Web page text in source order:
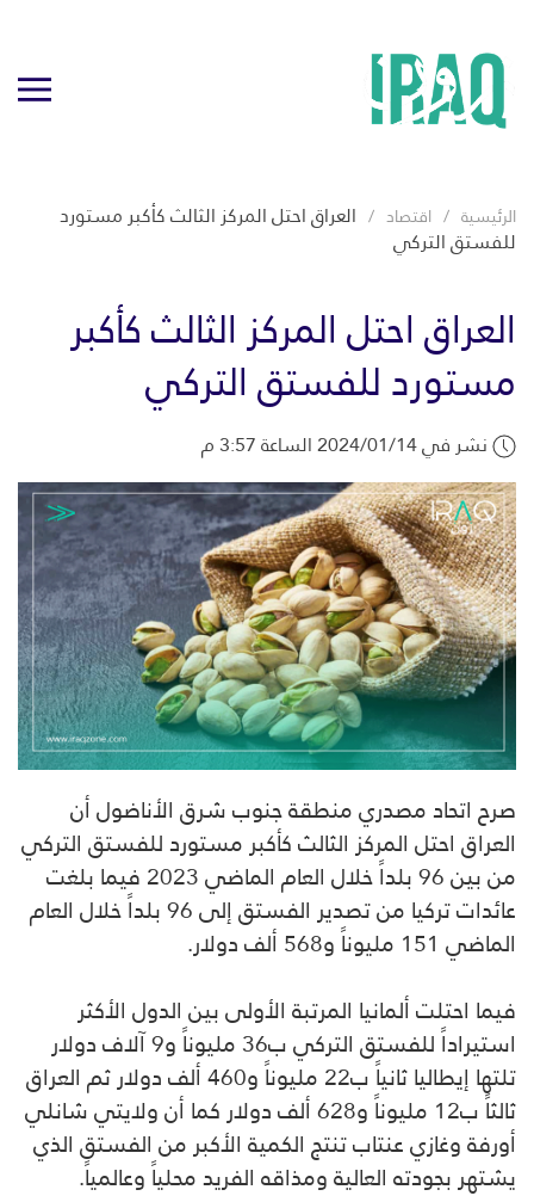
الرئيسية اقتصاد العراق احتل المركز الثالث كأكبر مستورد
للفستق التركي
العراق احتل المركز الثالث كأكبر
مستورد للفستق التركي
نشر في 2024/01/14 الساعة 3:57 م
صرح اتحاد مصدري منطقة جنوب شرق الأناضول أن
العراق احتل المركز الثالث كأكبر مستورد للفستق التركي
من بين 96 بلداً خلال العام الماضي 2023 فيما بلغت
عائدات تركيا من تصدير الفستق إلى 96 بلداً خلال العام
الماضي 151 مليوناً و568 ألف دولار.
فيما احتلت ألمانيا المرتبة الأولى بين الدول الأكثر
استيراداً للفستق التركي ب36 مليوناً و9 آلاف دولار
تلتها إيطاليا ثانياً ب22 مليوناً و460 ألف دولار ثم العراق
ثالثاً ب12 مليوناً و628 ألف دولار كما أن ولايتي شانلي
أورفة وغازي عنتاب تنتج الكمية الأكبر من الفستق الذي
يشتهر بجودته العالية ومذاقه الفريد محلياً وعالمياً.